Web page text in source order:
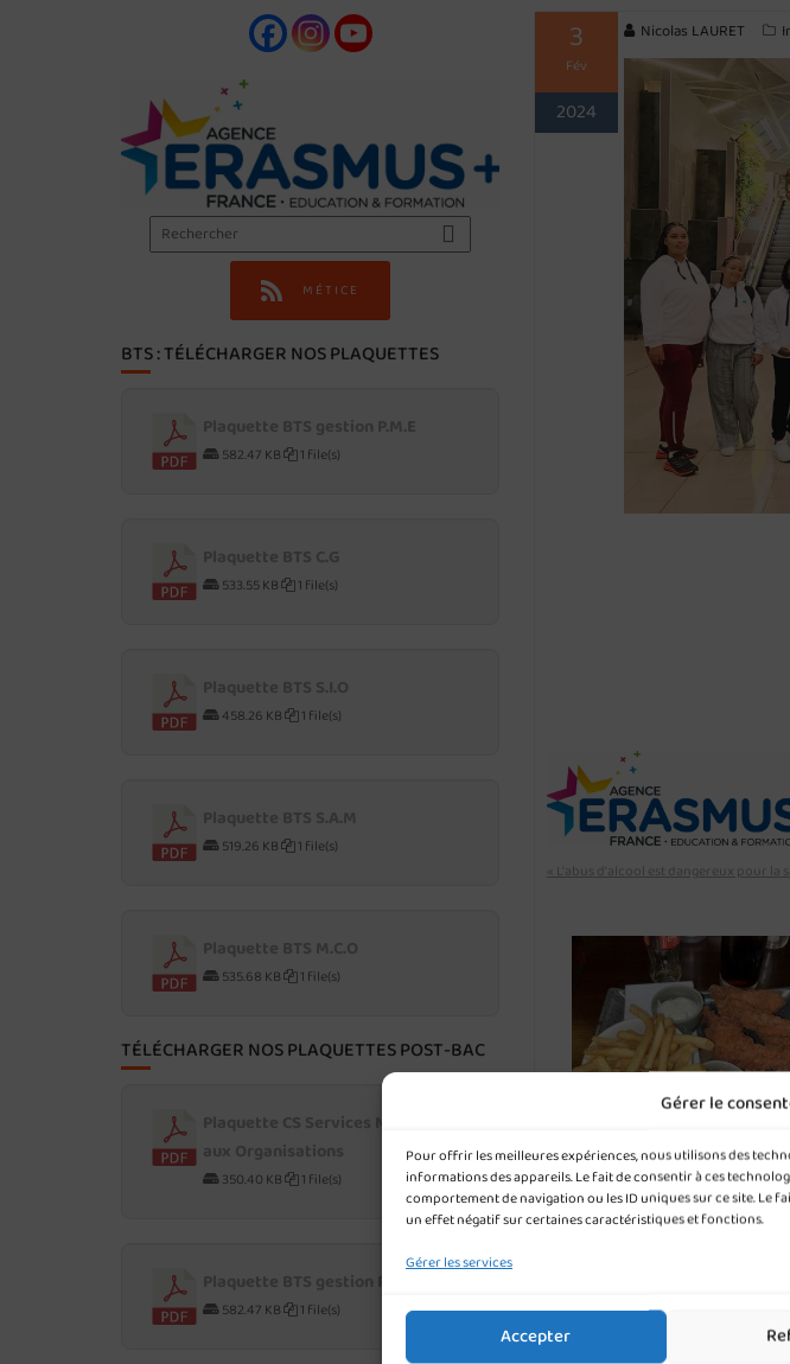
Gérer le
Pour offrir les meilleures expériences, nous utilisons des
informations des appareils. Le fait de consentir à ces
comportement de navigation ou les ID uniques sur ce site. Le
un effet négatif sur certaines caractéristiques et fonctions.
Gérer les services
Accepter
3
Fév
2024
Nicolas LAURET
« L’abus d’alcool est dangereux pour la
MÉTICE
BTS : TÉLÉCHARGER NOS PLAQUETTES
582.47 KB 1 file(s)
533.55 KB 1 file(s)
458.26 KB 1 file(s)
519.26 KB 1 file(s)
535.68 KB 1 file(s)
TÉLÉCHARGER NOS PLAQUETTES POST-BAC
350.40 KB 1 file(s)
582.47 KB 1 file(s)